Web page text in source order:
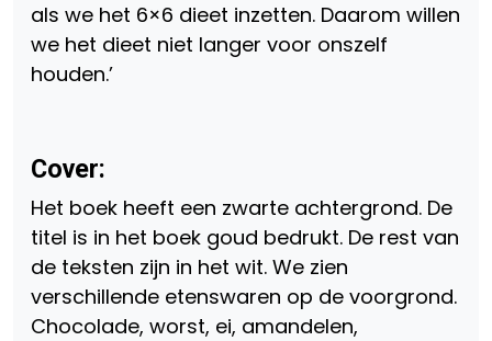
als we het 6×6 dieet inzetten. Daarom willen
we het dieet niet langer voor onszelf
houden.’
Cover:
Het boek heeft een zwarte achtergrond. De
titel is in het boek goud bedrukt. De rest van
de teksten zijn in het wit. We zien
verschillende etenswaren op de voorgrond.
Chocolade, worst, ei, amandelen,